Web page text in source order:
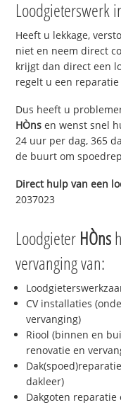
Loodgieterswerk
Heeft u lekkage,
niet en neem direct
krijgt dan direct een
regelt u een
Dus heeft u
HÒns en wenst snel
24 uur per dag, 365
de buurt om
Direct hulp van een
2037023
Loodgieter HÒns
vervanging van:
CV installaties
vervanging)
Riool (binnen en
renovatie en
dakleer)
Dakgoten reparatie